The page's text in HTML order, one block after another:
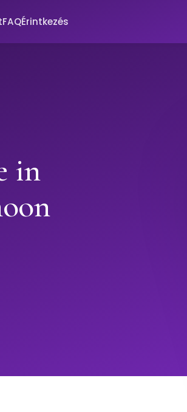
FAQÉrintkezés
in